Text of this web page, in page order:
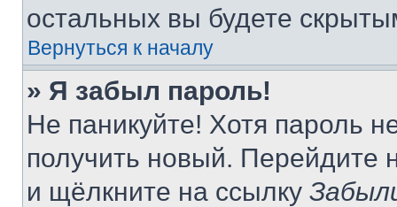
остальных вы будете
Вернуться к началу
» Я забыл пароль!
Не паникуйте! Хотя пароль
получить новый. Перейдите
и щёлкните на ссылку